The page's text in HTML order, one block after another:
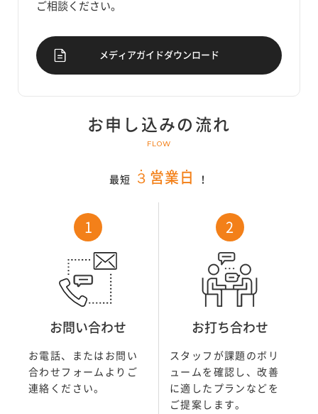
ご相談ください。
メディアガイドダウンロード
お申し込みの流れ
FLOW
最短 ３
・ 営
・ 業
・ 日
・
！
お問い合わせ
お電話、またはお問い
合わせフォームよりご
連絡ください。
お打ち合わせ
スタッフが課題のボリ
ュームを確認し、改善
に適したプランなどを
ご提案します。